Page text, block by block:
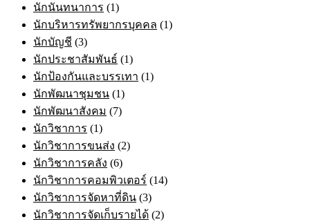
นักนันทนาการ (1)
นักบริหารทรัพยากรบุคคล (1)
นักบัญชี (3)
นักประชาสัมพันธ์ (1)
นักป้องกันและบรรเทา (1)
นักพัฒนาชุมชน (1)
นักพัฒนาสังคม (7)
นักวิชาการ (1)
นักวิชาการขนส่ง (2)
นักวิชาการคลัง (6)
นักวิชาการคอมพิวเตอร์ (14)
นักวิชาการจัดหาที่ดิน (3)
นักวิชาการจัดเก็บรายได้ (2)